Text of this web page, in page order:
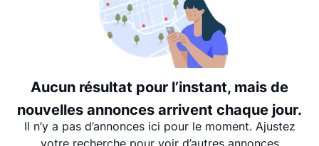
Aucun résultat pour l’instant, mais de
nouvelles annonces arrivent chaque jour.
Il n’y a pas d’annonces ici pour le moment. Ajustez